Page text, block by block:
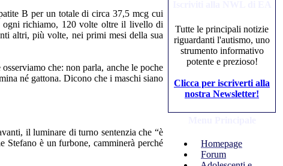
B per un totale di circa 37,5 mcg cui
ogni richiamo, 120 volte oltre il livello di
altri, più volte, nei primi mesi della sua
che: non parla, anche le poche
né gattona. Dicono che i maschi siano
il luminare di turno sentenzia che “è
Stefano è un furbone, camminerà perché
Tutte le principali notizie
riguardanti l'autismo, uno
strumento informativo
potente e prezioso!
Clicca per iscriverti alla
nostra Newsletter!
Homepage
Forum